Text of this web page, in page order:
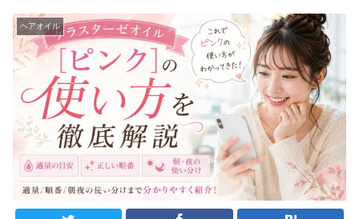
ヘアオイル